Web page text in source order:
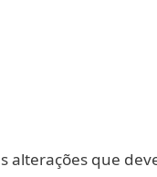
alterações que